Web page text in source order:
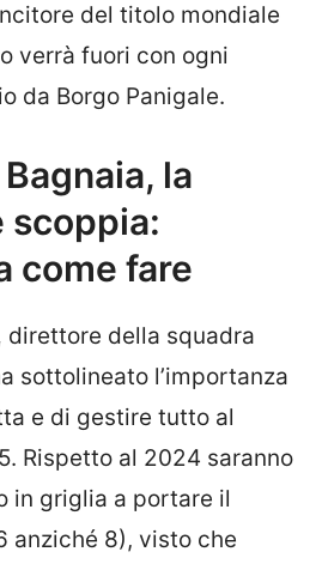
del titolo mondiale
verrà fuori con ogni
da Borgo Panigale.
la
scoppia:
come fare
direttore della squadra
sottolineato l’importanza
e di gestire tutto al
Rispetto al 2024 saranno
in griglia a portare il
anziché 8), visto che